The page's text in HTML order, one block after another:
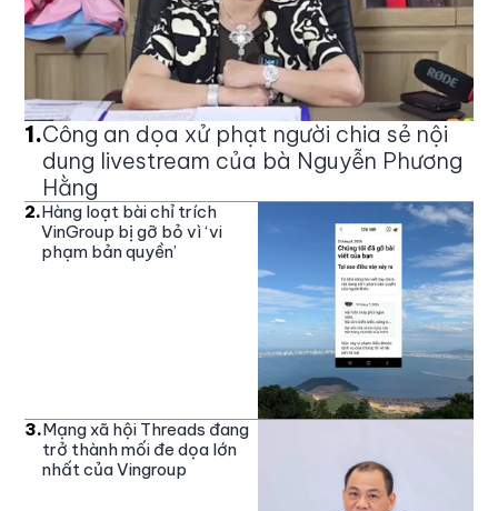
1.Công an dọa xử phạt người chia sẻ nội
dung livestream của bà Nguyễn Phương
Hằng
2.Hàng loạt bài chỉ trích
VinGroup bị gỡ bỏ vì ‘vi
phạm bản quyền’
3.Mạng xã hội Threads đang
trở thành mối đe dọa lớn
nhất của Vingroup